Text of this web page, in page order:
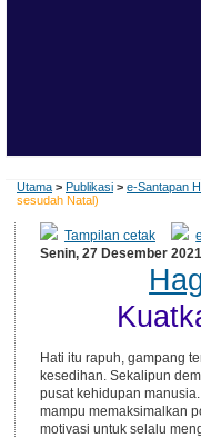
Utama > Publikasi > e-Santapan
sesudah Natal)
Tampilan cetak
Senin, 27 Desember
Hati itu rapuh, gampang
kesedihan. Sekalipun
pusat kehidupan
mampu memaksimalkan
motivasi untuk selalu